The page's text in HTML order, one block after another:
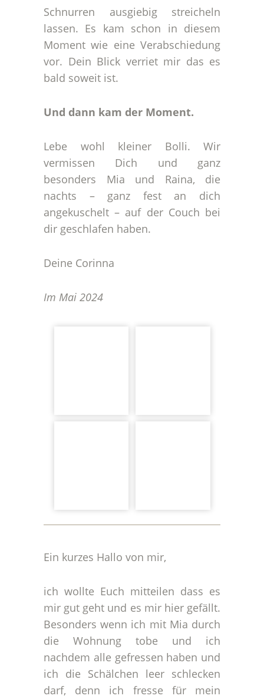
Schnurren ausgiebig streicheln
lassen. Es kam schon in diesem
Moment wie eine Verabschiedung
vor. Dein Blick verriet mir das es
bald soweit ist.
Und dann kam der Moment.
Lebe wohl kleiner Bolli. Wir
vermissen Dich und ganz
besonders Mia und Raina, die
nachts – ganz fest an dich
angekuschelt – auf der Couch bei
dir geschlafen haben.
Deine Corinna
Im Mai 2024
Ein kurzes Hallo von mir,
ich wollte Euch mitteilen dass es
mir gut geht und es mir hier gefällt.
Besonders wenn ich mit Mia durch
die Wohnung tobe und ich
nachdem alle gefressen haben und
ich die Schälchen leer schlecken
darf, denn ich fresse für mein